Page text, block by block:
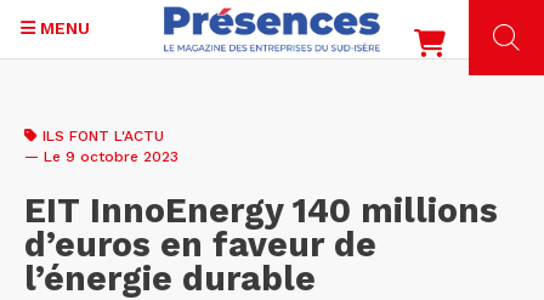
contenu
MENU
ILS FONT L'ACTU
— Le 9 octobre 2023
EIT InnoEnergy 140 millions
d’euros en faveur de
l’énergie durable